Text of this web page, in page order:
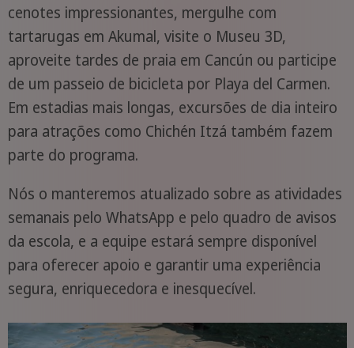
cenotes impressionantes, mergulhe com
tartarugas em Akumal, visite o Museu 3D,
aproveite tardes de praia em Cancún ou participe
de um passeio de bicicleta por Playa del Carmen.
Em estadias mais longas, excursões de dia inteiro
para atrações como Chichén Itzá também fazem
parte do programa.
Nós o manteremos atualizado sobre as atividades
semanais pelo WhatsApp e pelo quadro de avisos
da escola, e a equipe estará sempre disponível
para oferecer apoio e garantir uma experiência
segura, enriquecedora e inesquecível.